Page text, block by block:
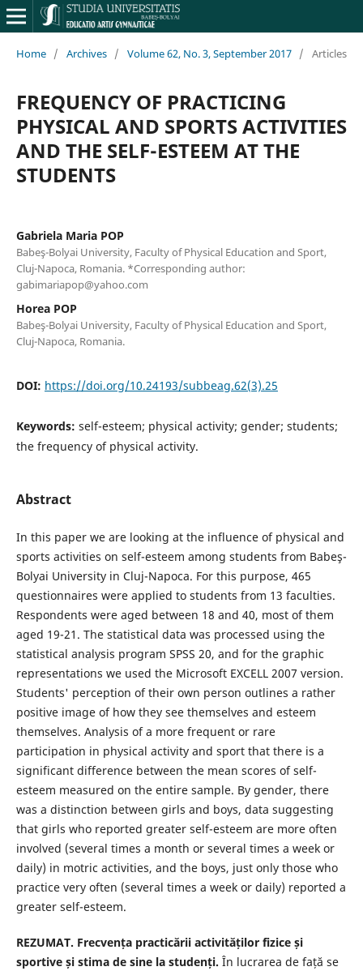
Home / Archives / Volume 62, No. 3, September 2017 / Articles
FREQUENCY OF PRACTICING
PHYSICAL AND SPORTS ACTIVITIES
AND THE SELF-ESTEEM AT THE
STUDENTS
Gabriela Maria POP
Babeş-Bolyai University, Faculty of Physical Education and Sport,
Cluj-Napoca, Romania. *Corresponding author:
gabimariapop@yahoo.com
Horea POP
Babeş-Bolyai University, Faculty of Physical Education and Sport,
Cluj-Napoca, Romania.
DOI: https://doi.org/10.24193/subbeag.62(3).25
Keywords: self-esteem; physical activity; gender; students;
the frequency of physical activity.
Abstract
In this paper we are looking at the influence of physical and
sports activities on self-esteem among students from Babeş-
Bolyai University in Cluj-Napoca. For this purpose, 465
questionnaires were applied to students from 13 faculties.
Respondents were aged between 18 and 40, most of them
aged 19-21. The statistical data was processed using the
statistical analysis program SPSS 20, and for the graphic
representations we used the Microsoft EXCELL 2007 version.
Students' perception of their own person outlines a rather
positive image of how they see themselves and esteem
themselves. Analysis of a more frequent or rare
participation in physical activity and sport that there is a
significant difference between the mean scores of self-
esteem measured on the entire sample. By gender, there
was a distinction between girls and boys, data suggesting
that girls who reported greater self-esteem are more often
involved (several times a month or several times a week or
daily) in motric activities, and the boys, just only those who
practice very often (several times a week or daily) reported a
greater self-esteem.
REZUMAT. Frecvența practicării activităților fizice și
sportive și stima de sine la studenți. În lucrarea de față se